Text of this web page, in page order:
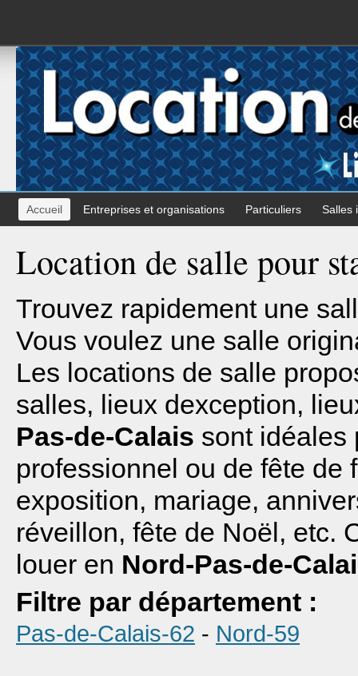
Accueil Entreprises et organisations Particuliers Salles
Location de salle pour
Trouvez rapidement une
Vous voulez une salle
Les locations de salle
salles, lieux dexception,
Pas-de-Calais sont idéales
professionnel ou de fête de
exposition, mariage,
réveillon, fête de Noël, etc.
louer en Nord-Pas-de-
Filtre par département :
Pas-de-Calais-62 - Nord-59